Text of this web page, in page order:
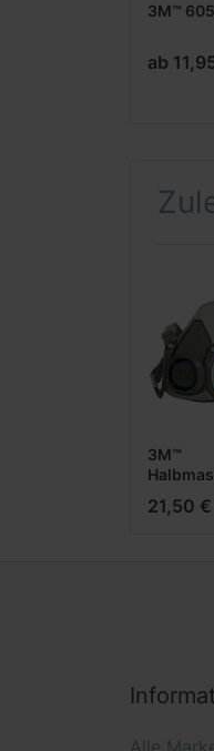
3M™
ab
3M™
21,50